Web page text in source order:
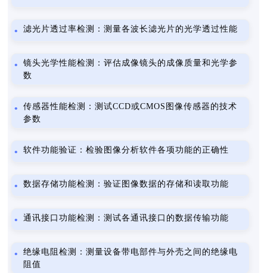
滤光片透过率检测：测量各波长滤光片的光学透过性能
镜头光学性能检测：评估成像镜头的成像质量和光学参
数
传感器性能检测：测试CCD或CMOS图像传感器的技术
参数
软件功能验证：检验图像分析软件各项功能的正确性
数据存储功能检测：验证图像数据的存储和读取功能
通讯接口功能检测：测试各通讯接口的数据传输功能
绝缘电阻检测：测量设备带电部件与外壳之间的绝缘电
阻值